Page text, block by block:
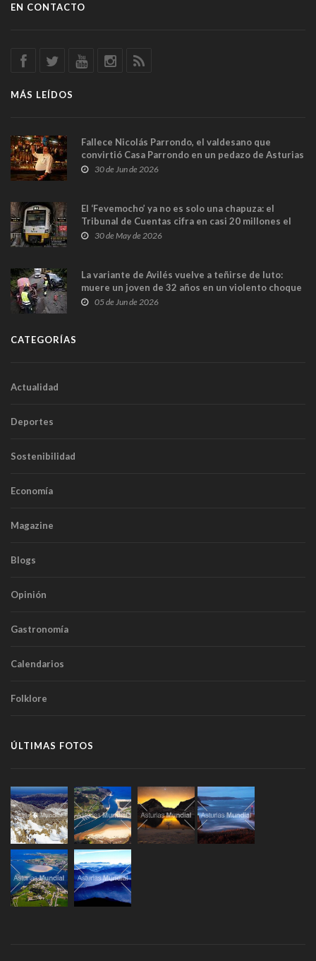
EN CONTACTO
MÁS LEÍDOS
Fallece Nicolás Parrondo, el valdesano que
convirtió Casa Parrondo en un pedazo de Asturias
en Madrid
30 de Jun de 2026
El ‘Fevemocho’ ya no es solo una chapuza: el
Tribunal de Cuentas cifra en casi 20 millones el
sobrecoste de los trenes que no cabían por los
30 de May de 2026
La variante de Avilés vuelve a teñirse de luto:
muere un joven de 32 años en un violento choque
frontal
05 de Jun de 2026
CATEGORÍAS
Actualidad
Deportes
Sostenibilidad
Economía
Magazine
Blogs
Opinión
Gastronomía
Calendarios
Folklore
ÚLTIMAS FOTOS